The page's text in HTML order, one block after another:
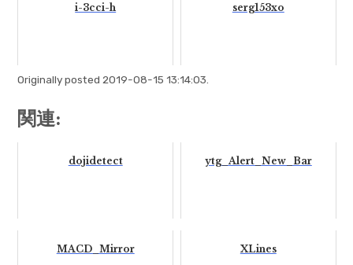
i-3cci-h serg153xo
Originally posted 2019-08-15 13:14:03.
関連:
dojidetect ytg_Alert_New_Bar
MACD_Mirror XLines